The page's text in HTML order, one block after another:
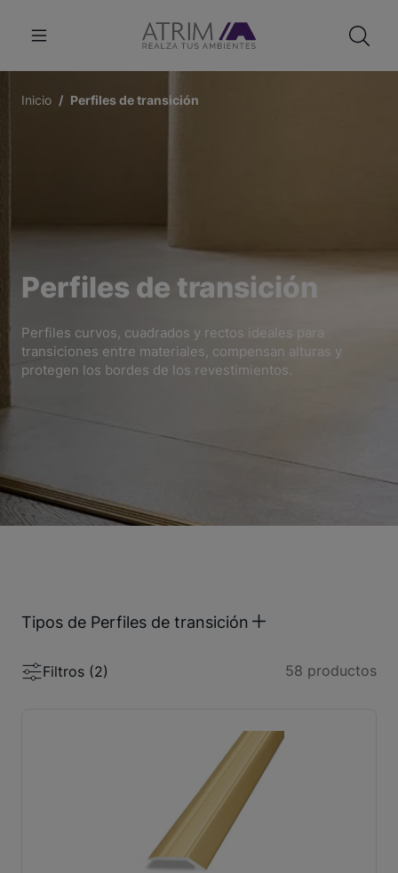
Inicio Perfiles de transición
Perfiles de transición
Perfiles curvos, cuadrados y rectos ideales para
transiciones entre materiales, compensan alturas y
protegen los bordes de los revestimientos.
Tipos de Perfiles de transición
Filtros (2) 58 productos